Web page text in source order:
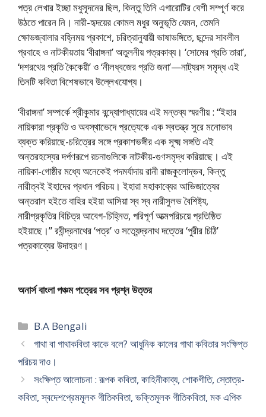
পত্র লেখার ইচ্ছা মধুসূদনের ছিল, কিন্তু তিনি এগারোটির বেশী সম্পূর্ণ করে
উঠতে পারেন নি। নারী-হৃদয়ের কোমল মধুর অনুভূতি যেমন, তেমনি
ক্ষোভজ্বালার বহ্নিময় প্রকাশে, চরিত্রানুযায়ী ভাষাভঙ্গিতে, ছন্দের সাবলীল
প্রবাহে ও নাটকীয়তায় ‘বীরাঙ্গনা’ অতুলনীয় পত্রকাব্য। ‘সোমের প্রতি তারা’,
‘দশরথের প্রতি কৈকেয়ী’ ও ‘নীলধ্বজের প্রতি জনা’—নাট্যরস সমৃদ্ধ এই
তিনটি কবিতা বিশেষভাবে উল্লেখযোগ্য।
‘বীরাঙ্গনা’ সম্পর্কে শ্রীকুমার বন্দ্যোপাধ্যায়ের এই মন্তব্য স্মরণীয় : “ইহার
নায়িকারা প্রকৃতি ও অবস্থাভেদে প্রত্যেকে এক স্বতন্ত্র সুরে মনোভাব
ব্যক্ত করিয়াছে-চরিত্রের সঙ্গে প্রকাশভঙ্গীর এক সূক্ষ্ম সঙ্গতি এই
অন্তরহস্যের দর্পণরূপে রচনাগুলিকে নাটকীয়-গুণসমৃদ্ধ করিয়াছে। এই
নায়িকা-গোষ্ঠীর মধ্যে অনেকেই পদমর্যাদায় রানী রাজকুলোদ্ভব, কিন্তু
নারীত্বই ইহাদের প্রধান পরিচয়। ইহারা মহাকাব্যের আভিজাত্যের
অন্তরাল হইতে বাহির হইয়া আসিয়া স্ব স্ব নারীসুলভ বৈশিষ্ট্য,
নারীপ্রকৃতির বিচিত্র আবেগ-চিহ্নিত, পরিপূর্ণ আত্মপরিচয়ে প্রতিষ্ঠিত
হইয়াছে।” রবীন্দ্রনাথের ‘পত্র’ ও সত্যেন্দ্রনাথ দত্তের ‘পুরীর চিঠি’
পত্রকাব্যের উদাহরণ।
অনার্স বাংলা পঞ্চম পত্রের সব প্রশ্ন উত্তর
Categories
B.A Bengali
গাথা বা গাথাকবিতা কাকে বলে? আধুনিক কালের গাথা কবিতার সংক্ষিপ্ত
পরিচয় দাও।
সংক্ষিপ্ত আলোচনা : রূপক কবিতা, কাহিনীকাব্য, শোকগীতি, স্তোত্র-
কবিতা, স্বদেশপ্রেমমূলক গীতিকবিতা, ভক্তিমূলক গীতিকবিতা, মক এপিক